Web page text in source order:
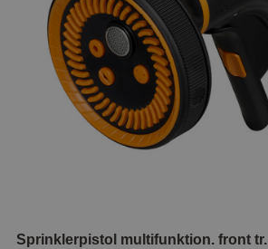
Sprinklerpistol multifunktion. front tr.